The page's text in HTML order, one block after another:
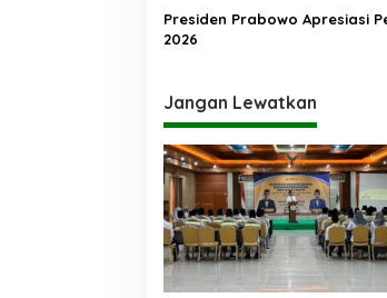
Presiden Prabowo Apresiasi
2026
Jangan Lewatkan